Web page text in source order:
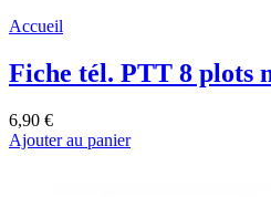
Accueil
Fiche tél. PTT 8 plots
6,90 €
Ajouter au panier